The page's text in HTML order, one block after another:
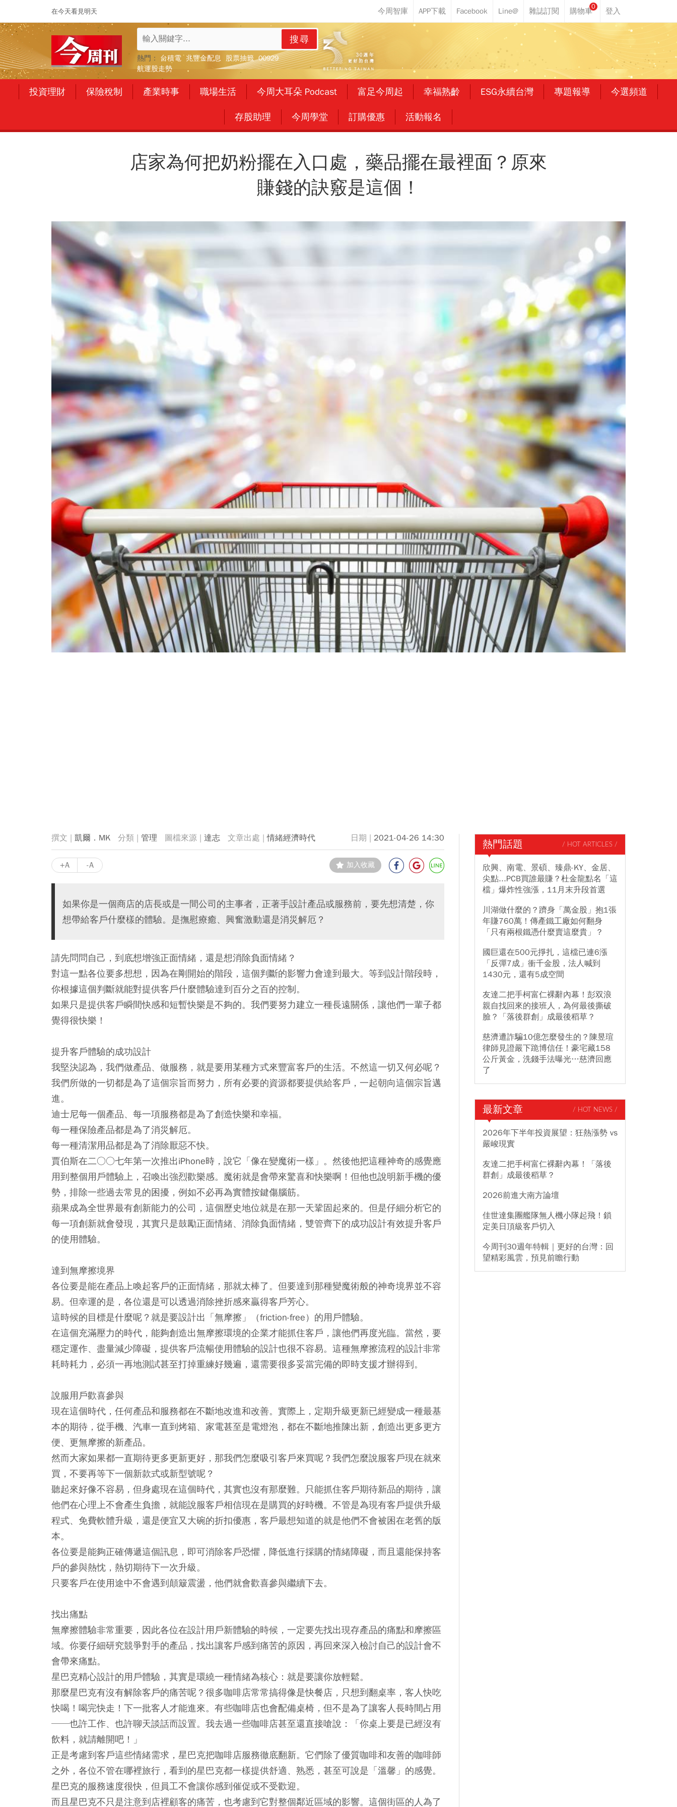
在今天看見明天
0
搜尋
熱門： 台積電 兆豐金配息 股票抽籤 00929
航運股走勢
投資理財 保險稅制 產業時事 職場生活 今周大耳朵 Podcast 富足今周起 幸福熟齡 ESG永續台灣 專題報導 今選頻道
存股助理 今周學堂 訂購優惠 活動報名
店家為何把奶粉擺在入口處，藥品擺在最裡面？原來
賺錢的訣竅是這個！
凱爾．MK 管理 達志 情緒經濟時代 2021-04-26 14:30
+A -A 加入收藏
如果你是一個商店的店長或是一間公司的主事者，正著手設計產品或服務前，要先想清楚，你
想帶給客戶什麼樣的體驗。是撫慰療癒、興奮激動還是消災解厄？
請先問問自己，到底想增強正面情緒，還是想消除負面情緒？
對這一點各位要多想想，因為在剛開始的階段，這個判斷的影響力會達到最大。等到設計階段時，
你根據這個判斷就能對提供客戶什麼體驗達到百分之百的控制。
如果只是提供客戶瞬間快感和短暫快樂是不夠的。我們要努力建立一種長遠關係，讓他們一輩子都
覺得很快樂！
提升客戶體驗的成功設計
我堅決認為，我們做產品、做服務，就是要用某種方式來豐富客戶的生活。不然這一切又何必呢？
我們所做的一切都是為了這個宗旨而努力，所有必要的資源都要提供給客戶，一起朝向這個宗旨邁
進。
迪士尼每一個產品、每一項服務都是為了創造快樂和幸福。
每一種保險產品都是為了消災解厄。
每一種清潔用品都是為了消除厭惡不快。
賈伯斯在二○○七年第一次推出iPhone時，說它「像在變魔術一樣」。然後他把這種神奇的感覺應
用到整個用戶體驗上，召喚出強烈歡樂感。魔術就是會帶來驚喜和快樂啊！但他也說明新手機的優
勢，排除一些過去常見的困擾，例如不必再為實體按鍵傷腦筋。
蘋果成為全世界最有創新能力的公司，這個歷史地位就是在那一天鞏固起來的。但是仔細分析它的
每一項創新就會發現，其實只是鼓勵正面情緒、消除負面情緒，雙管齊下的成功設計有效提升客戶
的使用體驗。
達到無摩擦境界
各位要是能在產品上喚起客戶的正面情緒，那就太棒了。但要達到那種變魔術般的神奇境界並不容
易。但幸運的是，各位還是可以透過消除挫折感來贏得客戶芳心。
這時候的目標是什麼呢？就是要設計出「無摩擦」（friction-free）的用戶體驗。
在這個充滿壓力的時代，能夠創造出無摩擦環境的企業才能抓住客戶，讓他們再度光臨。當然，要
穩定運作、盡量減少障礙，提供客戶流暢使用體驗的設計也很不容易。這種無摩擦流程的設計非常
耗時耗力，必須一再地測試甚至打掉重練好幾遍，還需要很多妥當完備的即時支援才辦得到。
說服用戶歡喜參與
現在這個時代，任何產品和服務都在不斷地改進和改善。實際上，定期升級更新已經變成一種最基
本的期待，從手機、汽車一直到烤箱、家電甚至是電燈泡，都在不斷地推陳出新，創造出更多更方
便、更無摩擦的新產品。
然而大家如果都一直期待更多更新更好，那我們怎麼吸引客戶來買呢？我們怎麼說服客戶現在就來
買，不要再等下一個新款式或新型號呢？
聽起來好像不容易，但身處現在這個時代，其實也沒有那麼難。只能抓住客戶期待新品的期待，讓
他們在心理上不會產生負擔，就能說服客戶相信現在是購買的好時機。不管是為現有客戶提供升級
程式、免費軟體升級，還是便宜又大碗的折扣優惠，客戶最想知道的就是他們不會被困在老舊的版
本。
各位要是能夠正確傳遞這個訊息，即可消除客戶恐懼，降低進行採購的情緒障礙，而且還能保持客
戶的參與熱忱，熱切期待下一次升級。
只要客戶在使用途中不會遇到顛簸震盪，他們就會歡喜參與繼續下去。
找出痛點
無摩擦體驗非常重要，因此各位在設計用戶新體驗的時候，一定要先找出現存產品的痛點和摩擦區
域。你要仔細研究競爭對手的產品，找出讓客戶感到痛苦的原因，再回來深入檢討自己的設計會不
會帶來痛點。
星巴克精心設計的用戶體驗，其實是環繞一種情緒為核心：就是要讓你放輕鬆。
那麼星巴克有沒有解除客戶的痛苦呢？很多咖啡店常常搞得像是快餐店，只想到翻桌率，客人快吃
快喝！喝完快走！下一批客人才能進來。有些咖啡店也會配備桌椅，但不是為了讓客人長時間占用
──也許工作、也許聊天談話而設置。我去過一些咖啡店甚至還直接嗆說：「你桌上要是已經沒有
飲料，就請離開吧！」
正是考慮到客戶這些情緒需求，星巴克把咖啡店服務徹底翻新。它們除了優質咖啡和友善的咖啡師
之外，各位不管在哪裡旅行，看到的星巴克都一樣提供舒適、熟悉，甚至可說是「溫馨」的感覺。
星巴克的服務速度很快，但員工不會讓你感到催促或不受歡迎。
而且星巴克不只是注意到店裡顧客的痛苦，也考慮到它對整個鄰近區域的影響。這個街區的人為了
熱門話題 / HOT ARTICLES /
欣興、南電、景碩、臻鼎-KY、金居、
尖點...PCB買誰最賺？杜金龍點名「這
檔」爆炸性強漲，11月末升段首選
川湖做什麼的？躋身「萬金股」抱1張
年賺760萬！傳產鐵工廠如何翻身
「只有兩根鐵憑什麼賣這麼貴」？
國巨還在500元掙扎，這檔已連6漲
「反彈7成」衝千金股，法人喊到
1430元，還有5成空間
友達二把手柯富仁裸辭內幕！彭双浪
親自找回來的接班人，為何最後撕破
臉？「落後群創」成最後稻草？
慈濟遭詐騙10億怎麼發生的？陳昱瑄
律師見證嚴下跪博信任！豪宅藏158
公斤黃金，洗錢手法曝光…慈濟回應
了
最新文章 / HOT NEWS /
2026年下半年投資展望：狂熱漲勢 vs
嚴峻現實
友達二把手柯富仁裸辭內幕！「落後
群創」成最後稻草？
2026前進大南方論壇
佳世達集團艦隊無人機小隊起飛！鎖
定美日頂級客戶切入
今周刊30週年特輯｜更好的台灣：回
望精彩風雲，預見前瞻行動